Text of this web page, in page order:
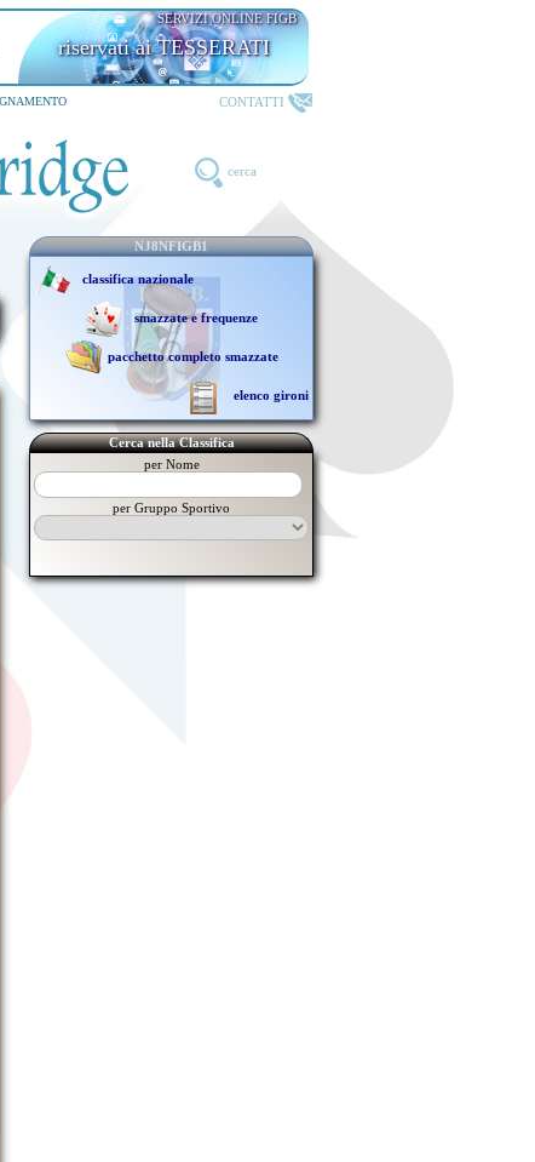
SERVIZI ONLINE FIGB
riservati ai TESSERATI
CONTATTI
cerca
NJ8NFIGB1
classifica nazionale
smazzate e frequenze
pacchetto completo smazzate
elenco gironi
Cerca nella Classifica
per Nome
per Gruppo Sportivo